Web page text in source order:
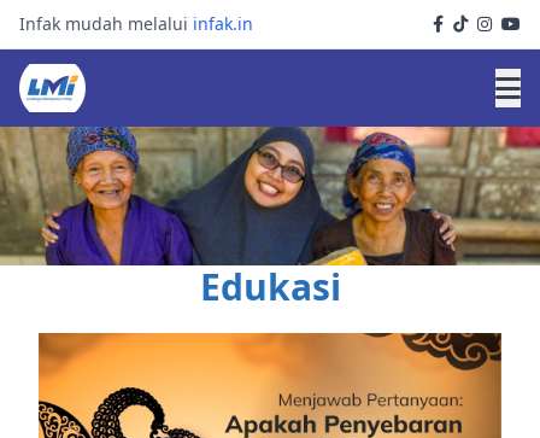
Infak mudah melalui infak.in
Edukasi
Temukan berbagai konten edukatif untuk menambah
wawasan Anda